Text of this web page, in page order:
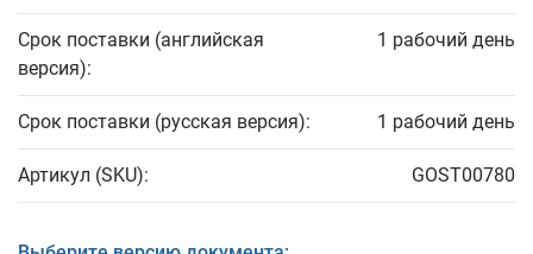
Срок поставки (английская
версия):
1 рабочий день
Срок поставки (русская версия): 1 рабочий день
Артикул (SKU): GOST00780